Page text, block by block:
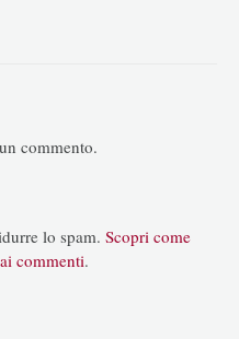
commento.
lo spam. Scopri come
commenti.